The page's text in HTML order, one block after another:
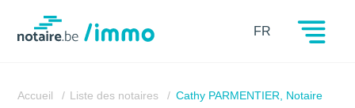
Notaire.be FR
Accueil Liste des notaires Cathy PARMENTIER, Notaire